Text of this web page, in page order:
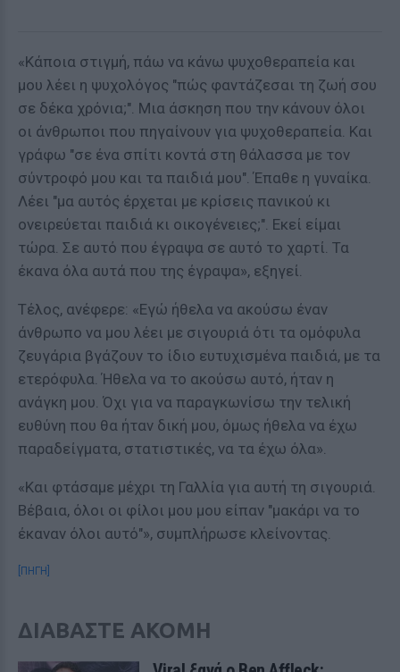
«Κάποια στιγμή, πάω να κάνω ψυχοθεραπεία και
μου λέει η ψυχολόγος "πώς φαντάζεσαι τη ζωή σου
σε δέκα χρόνια;". Μια άσκηση που την κάνουν όλοι
οι άνθρωποι που πηγαίνουν για ψυχοθεραπεία. Και
γράφω "σε ένα σπίτι κοντά στη θάλασσα με τον
σύντροφό μου και τα παιδιά μου". Έπαθε η γυναίκα.
Λέει "μα αυτός έρχεται με κρίσεις πανικού κι
ονειρεύεται παιδιά κι οικογένειες;". Εκεί είμαι
τώρα. Σε αυτό που έγραψα σε αυτό το χαρτί. Τα
έκανα όλα αυτά που της έγραψα», εξηγεί.
Τέλος, ανέφερε: «Εγώ ήθελα να ακούσω έναν
άνθρωπο να μου λέει με σιγουριά ότι τα ομόφυλα
ζευγάρια βγάζουν το ίδιο ευτυχισμένα παιδιά, με τα
ετερόφυλα. Ήθελα να το ακούσω αυτό, ήταν η
ανάγκη μου. Όχι για να παραγκωνίσω την τελική
ευθύνη που θα ήταν δική μου, όμως ήθελα να έχω
παραδείγματα, στατιστικές, να τα έχω όλα».
«Και φτάσαμε μέχρι τη Γαλλία για αυτή τη σιγουριά.
Βέβαια, όλοι οι φίλοι μου μου είπαν "μακάρι να το
έκαναν όλοι αυτό"», συμπλήρωσε κλείνοντας.
[ΠΗΓΗ]
ΔΙΑΒΑΣΤΕ ΑΚΟΜΗ